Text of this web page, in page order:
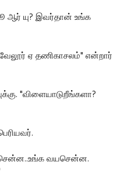
ஆர் யு? இவர்தான் உங்க
ஏ தணிகாசலம்" என்றார்
"விளையாடுறீங்களா?
வயசென்ன.